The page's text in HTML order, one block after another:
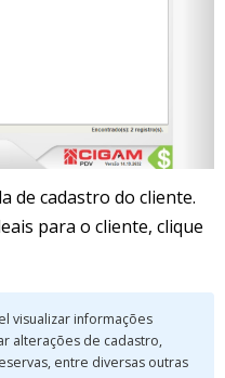
de cadastro do cliente.
para o cliente, clique
visualizar informações
alterações de cadastro,
entre diversas outras